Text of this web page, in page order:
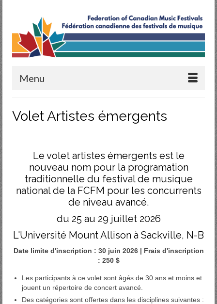
Menu
Volet Artistes émergents
Le volet artistes émergents est le
nouveau nom pour la programation
traditionnelle du festival de musique
national de la FCFM pour les concurrents
de niveau avancé.
du 25 au 29 juillet 2026
L'Université Mount Allison à Sackville, N-B
Date limite d'inscription : 30 juin 2026 | Frais d'inscription
: 250 $
Les participants à ce volet sont âgés de 30 ans et moins et
jouent un répertoire de concert avancé.
Des catégories sont offertes dans les disciplines suivantes :